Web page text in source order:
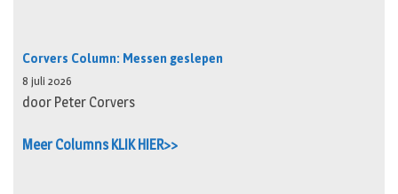
Corvers Column: Messen geslepen
8 juli 2026
door Peter Corvers
Meer Columns KLIK HIER>>